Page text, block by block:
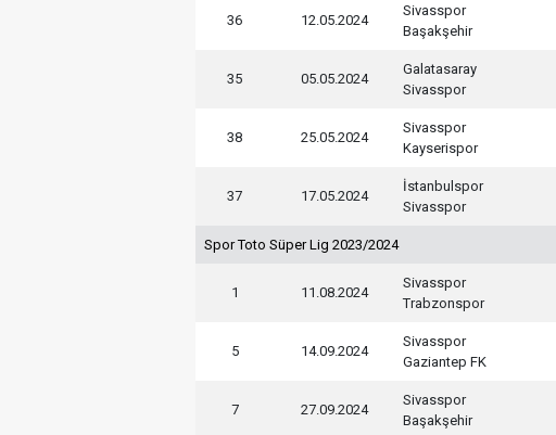
36 12.05.2024
Sivasspor
Başakşehir
35 05.05.2024
Galatasaray
Sivasspor
38 25.05.2024
Sivasspor
Kayserispor
37 17.05.2024
İstanbulspor
Sivasspor
Spor Toto Süper Lig 2023/2024
1 11.08.2024
Sivasspor
Trabzonspor
5 14.09.2024
Sivasspor
Gaziantep FK
7 27.09.2024
Sivasspor
Başakşehir